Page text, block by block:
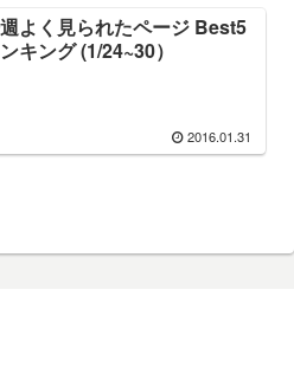
よく見られたページ Best5
キング (1/24~30）
2016.01.31